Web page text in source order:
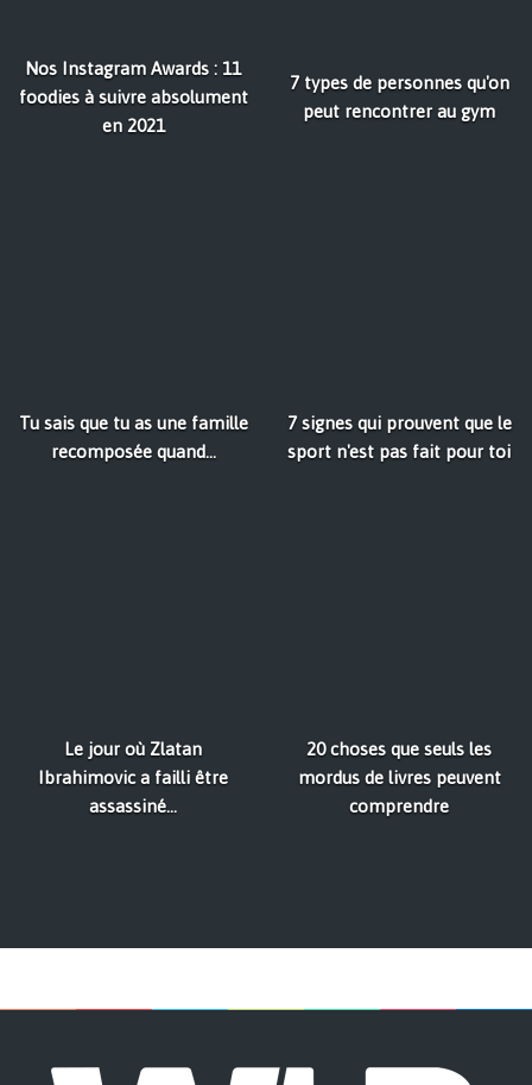
Nos Instagram Awards : 11
foodies à suivre absolument
en 2021
7 types de personnes qu'on
peut rencontrer au gym
Tu sais que tu as une famille
recomposée quand...
7 signes qui prouvent que le
sport n'est pas fait pour toi
Le jour où Zlatan
Ibrahimovic a failli être
assassiné...
20 choses que seuls les
mordus de livres peuvent
comprendre